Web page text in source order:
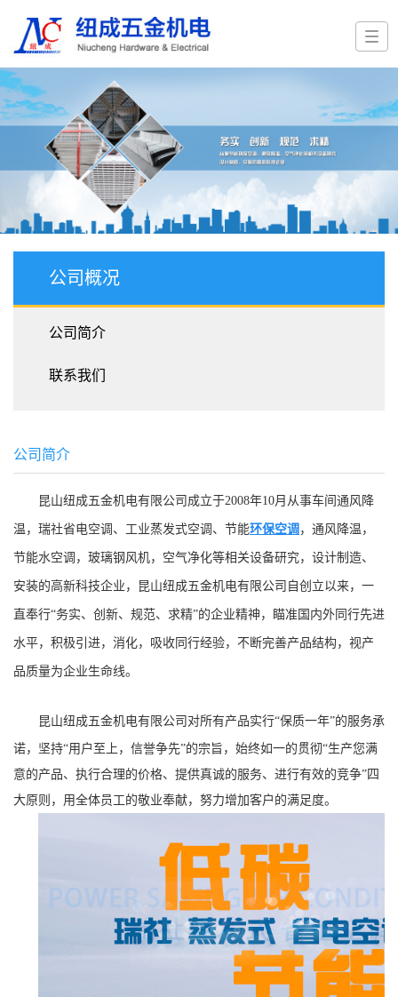
公司概况
公司简介
联系我们
公司简介
昆山纽成五金机电有限公司成立于2008年10月 从事车间通风降
温，瑞社省电空调、工业蒸发式空调、节能环保空调 ，通风降温，
节能水空调，玻璃钢风机，空气净化等相关设备研究，设计制造、
安装的高新科技企业，昆山纽成五金机电有限公司自创立以来，一
直奉行“务实、创新、规范、求精”的企业精神，瞄准国内外同行先进
水平，积极引进，消化，吸收同行经验，不断完善产品结构，视产
品质量为企业生命线。
昆山纽成五金机电有限公司 对所有产品实行“保质一年”的服务承
诺，坚持“用户至上，信誉争先”的宗旨，始终如一的贯彻“生产您满
意的产品、执行合理的价格、提供真诚的服务、进行有效的竞争”四
大原则，用全体员工的敬业奉献，努力增加客户的满足度。